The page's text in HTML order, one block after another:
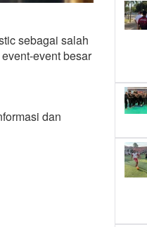
sebagai salah
event besar
dan